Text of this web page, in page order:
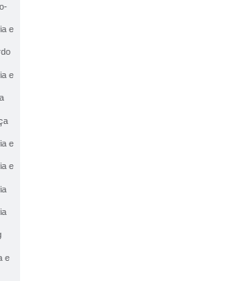
e
e
e
e
e